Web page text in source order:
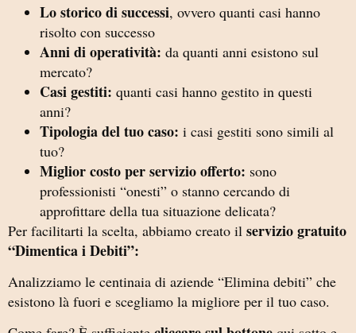
Lo storico di successi, ovvero quanti casi hanno
risolto con successo
Anni di operatività: da quanti anni esistono sul
mercato?
Casi gestiti: quanti casi hanno gestito in questi
anni?
Tipologia del tuo caso: i casi gestiti sono simili al
tuo?
Miglior costo per servizio offerto: sono
professionisti “onesti” o stanno cercando di
approfittare della tua situazione delicata?
Per facilitarti la scelta, abbiamo creato il servizio gratuito
“Dimentica i Debiti”:
Analizziamo le centinaia di aziende “Elimina debiti” che
esistono là fuori e scegliamo la migliore per il tuo caso.